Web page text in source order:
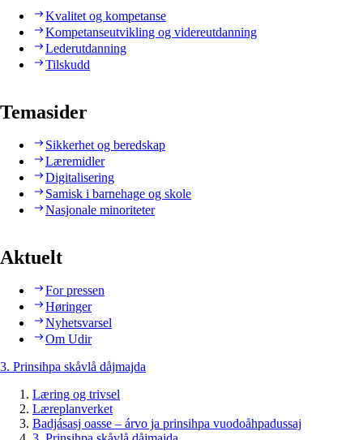
Kvalitet og kompetanse
Kompetanseutvikling og videreutdanning
Lederutdanning
Tilskudd
Temasider
Sikkerhet og beredskap
Læremidler
Digitalisering
Samisk i barnehage og skole
Nasjonale minoriteter
Aktuelt
For pressen
Høringer
Nyhetsvarsel
Om Udir
3. Prinsihpa skåvlå dåjmajda
Læring og trivsel
Læreplanverket
Badjásasj oasse – árvo ja prinsihpa vuodoåhpadussaj